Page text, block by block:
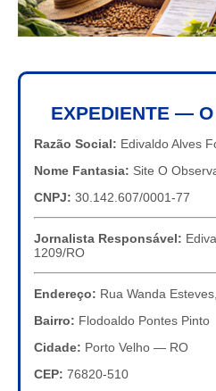
EXPEDIENTE — O
Razão Social: Edivaldo Alves
Nome Fantasia: Site O
CNPJ: 30.142.607/0001-77
Jornalista Responsável:
1209/RO
Endereço: Rua Wanda
Bairro: Flodoaldo Pontes Pinto
Cidade: Porto Velho — RO
CEP: 76820-510